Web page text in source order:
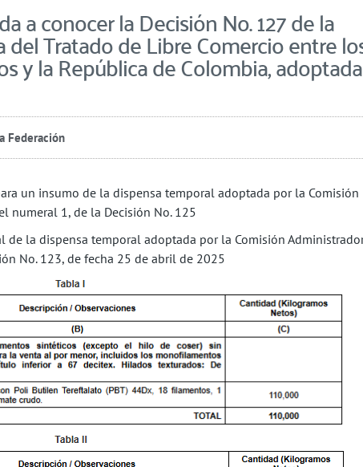
a conocer la Decisión No. 127 de la
Tratado de Libre Comercio entre
y la República de Colombia,
Federación
un insumo de la dispensa temporal adoptada por la Comisión
numeral 1, de la Decisión No. 125
de la dispensa temporal adoptada por la Comisión
No. 123, de fecha 25 de abril de 2025